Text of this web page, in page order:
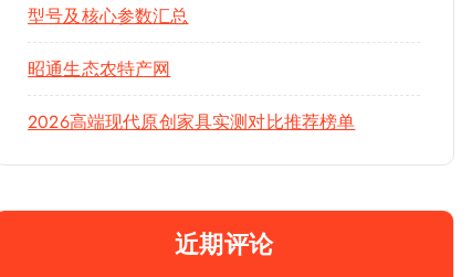
型号及核心参数汇总
昭通生态农特产网
2026高端现代原创家具实测对比推荐榜单
近期评论